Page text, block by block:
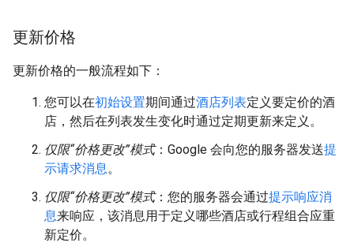
更新价格
更新价格的一般流程如下：
您可以在初始设置期间通过酒店列表定义要定价的酒
店，然后在列表发生变化时通过定期更新来定义。
仅限“价格更改”模式：Google 会向您的服务器发送提
示请求消息。
仅限“价格更改”模式：您的服务器会通过提示响应消
息来响应，该消息用于定义哪些酒店或行程组合应重
新定价。